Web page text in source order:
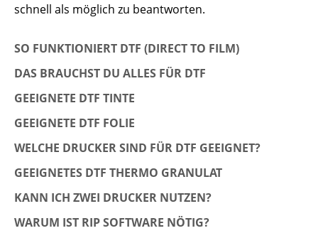
schnell als möglich zu beantworten.
SO FUNKTIONIERT DTF (DIRECT TO FILM)
DAS BRAUCHST DU ALLES FÜR DTF
GEEIGNETE DTF TINTE
GEEIGNETE DTF FOLIE
WELCHE DRUCKER SIND FÜR DTF GEEIGNET?
GEEIGNETES DTF THERMO GRANULAT
KANN ICH ZWEI DRUCKER NUTZEN?
WARUM IST RIP SOFTWARE NÖTIG?